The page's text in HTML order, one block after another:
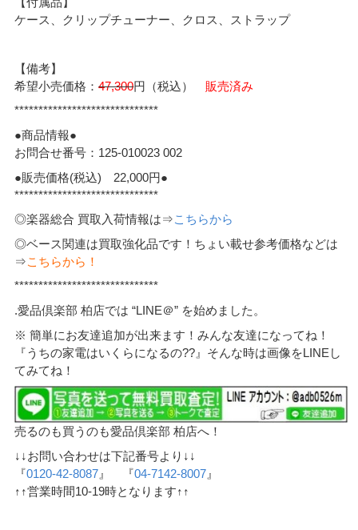
ケース、クリップチューナー、クロス、ストラップ
【備考】
希望小売価格：47,300円（税込） 販売済み
******************************
●商品情報●
お問合せ番号：125-010023 002
●販売価格(税込) 22,000円●
******************************
◎楽器総合 買取入荷情報は⇒こちらから
◎ベース関連は買取強化品です！ちょい載せ参考価格などは
⇒こちらから！
******************************
.愛品倶楽部 柏店では “LINE＠” を始めました。
※ 簡単にお友達追加が出来ます！みんな友達になってね！
『うちの家電はいくらになるの??』そんな時は画像をLINEし
てみてね！
売るのも買うのも愛品倶楽部 柏店へ！
↓↓お問い合わせは下記番号より↓↓
『0120-42-8087 』 『04-7142-8007 』
↑↑営業時間10-19時となります↑↑